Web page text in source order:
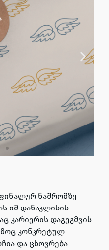
ნაშრომზე
იმ დანაკლისის
კარიერის დაგეგმვის
კონკრეტულ
და ცხოვრება